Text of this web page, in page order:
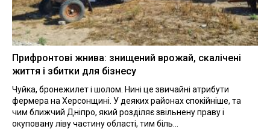
Прифронтові жнива: знищений врожай, скалічені
життя і збитки для бізнесу
Чуйка, бронежилет і шолом. Нині це звичайні атрибути
фермера на Херсонщині. У деяких районах спокійніше, та
чим ближчий Дніпро, який розділяє звільнену праву і
окуповану ліву частину області, тим біль...